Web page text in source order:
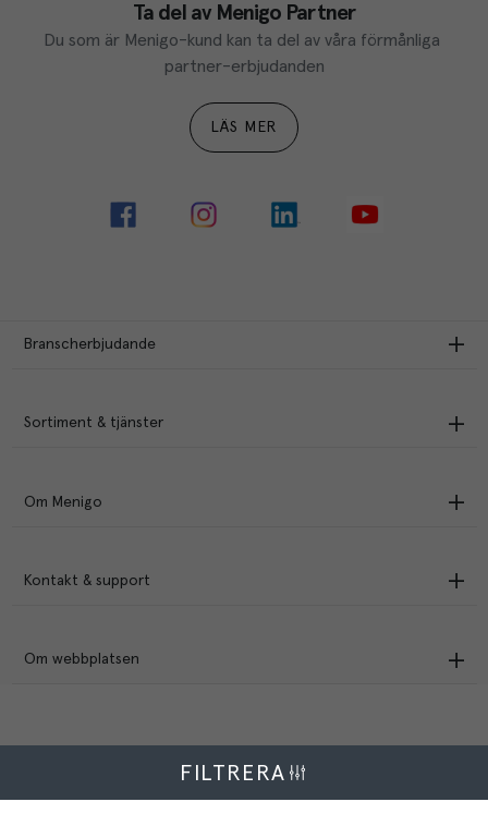
FILTRERA
Ta del av Menigo Partner
Du som är Menigo-kund kan ta del av våra förmånliga
partner-erbjudanden
LÄS MER
Branscherbjudande
Sortiment & tjänster
Om Menigo
Kontakt & support
Om webbplatsen
Menigo Foodservice AB